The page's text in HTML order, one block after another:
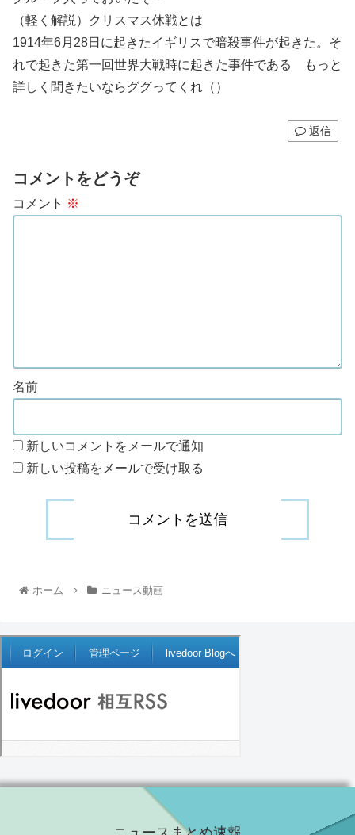
（軽く解説）クリスマス休戦とは
1914年6月28日に起きたイギリスで暗殺事件が起きた。そ
れで起きた第一回世界大戦時に起きた事件である もっと
詳しく聞きたいならググってくれ（）
返信
コメントをどうぞ
コメント ※
名前
新しいコメントをメールで通知
新しい投稿をメールで受け取る
ホーム ニュース動画